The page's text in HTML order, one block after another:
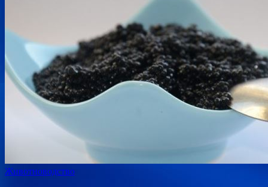
Животноводство